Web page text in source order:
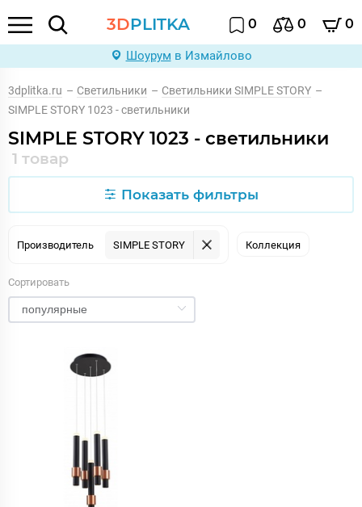
3DPLITKA 0 0 0
Шоурум в Измайлово
3dplitka.ru – Светильники – Светильники SIMPLE STORY –
SIMPLE STORY 1023 - светильники
SIMPLE STORY 1023 - светильники
1 товар
Показать фильтры
Производитель SIMPLE STORY Коллекция
Сортировать